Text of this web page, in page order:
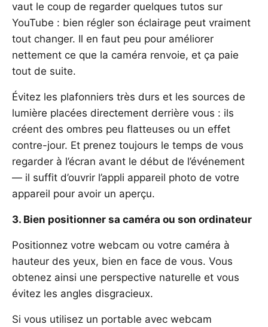
vaut le coup de regarder quelques tutos sur
YouTube : bien régler son éclairage peut vraiment
tout changer. Il en faut peu pour améliorer
nettement ce que la caméra renvoie, et ça paie
tout de suite.
Évitez les plafonniers très durs et les sources de
lumière placées directement derrière vous : ils
créent des ombres peu flatteuses ou un effet
contre-jour. Et prenez toujours le temps de vous
regarder à l’écran avant le début de l’événement
— il suffit d’ouvrir l’appli appareil photo de votre
appareil pour avoir un aperçu.
3. Bien positionner sa caméra ou son ordinateur
Positionnez votre webcam ou votre caméra à
hauteur des yeux, bien en face de vous. Vous
obtenez ainsi une perspective naturelle et vous
évitez les angles disgracieux.
Si vous utilisez un portable avec webcam